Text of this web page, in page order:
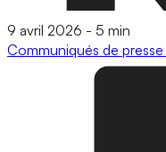
9 avril 2026 - 5 min
Communiqués de presse